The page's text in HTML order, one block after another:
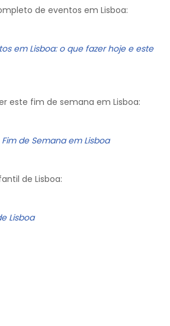
de eventos em Lisboa:
em Lisboa: o que fazer hoje e este
este fim de semana em Lisboa:
de Semana em Lisboa
de Lisboa:
Lisboa